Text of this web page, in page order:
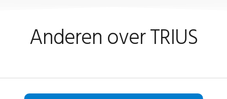
Anderen over TRIUS